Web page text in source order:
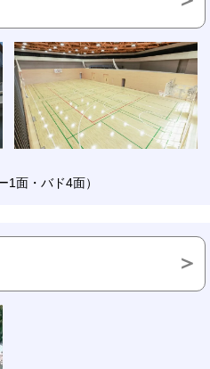
面・バド4面）